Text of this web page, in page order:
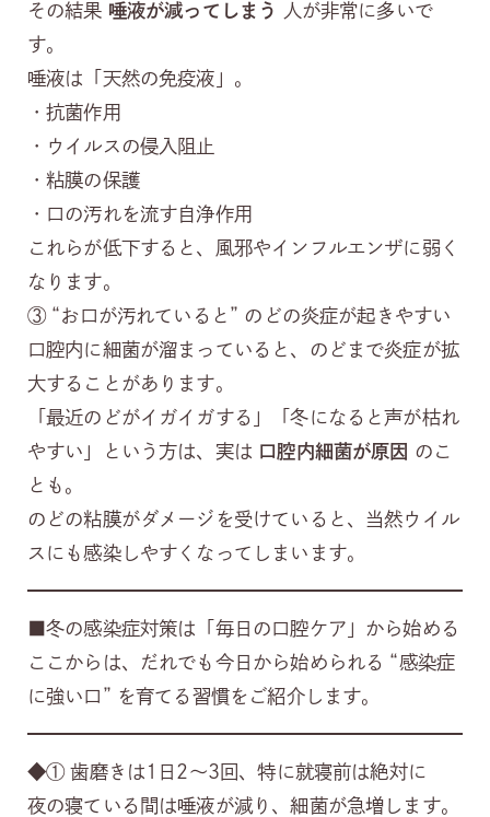
その結果 唾液が減ってしまう
人が非常に多いで
す。
唾液は「天然の免疫液」。
・抗菌作用
・ウイルスの侵入阻止
・粘膜の保護
・口の汚れを流す自浄作用
これらが低下すると、風邪やインフルエンザに弱く
なります。
③ “お口が汚れていると” のどの炎症が起きやすい
口腔内に細菌が溜まっていると、のどまで炎症が拡
大することがあります。
「最近のどがイガイガする」「冬になると声が枯れ
やすい」という方は、実は 口腔内細菌が原因 のこ
とも。
のどの粘膜がダメージを受けていると、当然ウイル
スにも感染しやすくなってしまいます。
■冬の感染症対策は「毎日の口腔ケア」から始める
ここからは、だれでも今日から始められる “感染症
に強い口” を育てる習慣をご紹介します。
◆① 歯磨きは1日2〜3回、特に就寝前は絶対に
夜の寝ている間は唾液が減り、細菌が急増します。